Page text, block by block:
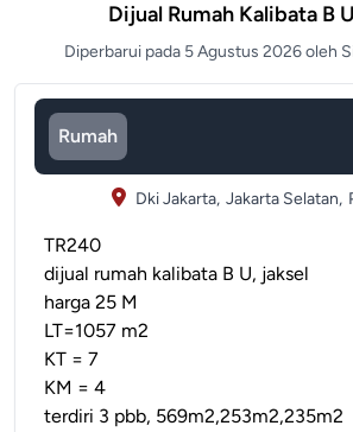
Dijual Rumah Kalibata B
Diperbarui pada 5 Agustus 2026 oleh
Rumah
Dki Jakarta, Jakarta Selatan,
TR240
dijual rumah kalibata B U, jaksel
harga 25 M
LT=1057 m2
KT = 7
KM = 4
terdiri 3 pbb, 569m2,253m2,235m2